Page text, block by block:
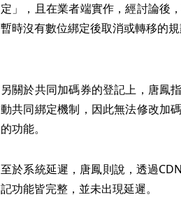
定」，且在業者端實作，經討論後
暫時沒有數位綁定後取消或轉移的規
另關於共同加碼券的登記上，唐鳳
動共同綁定機制，因此無法修改加
的功能。
至於系統延遲，唐鳳則說，透過
記功能皆完整，並未出現延遲。